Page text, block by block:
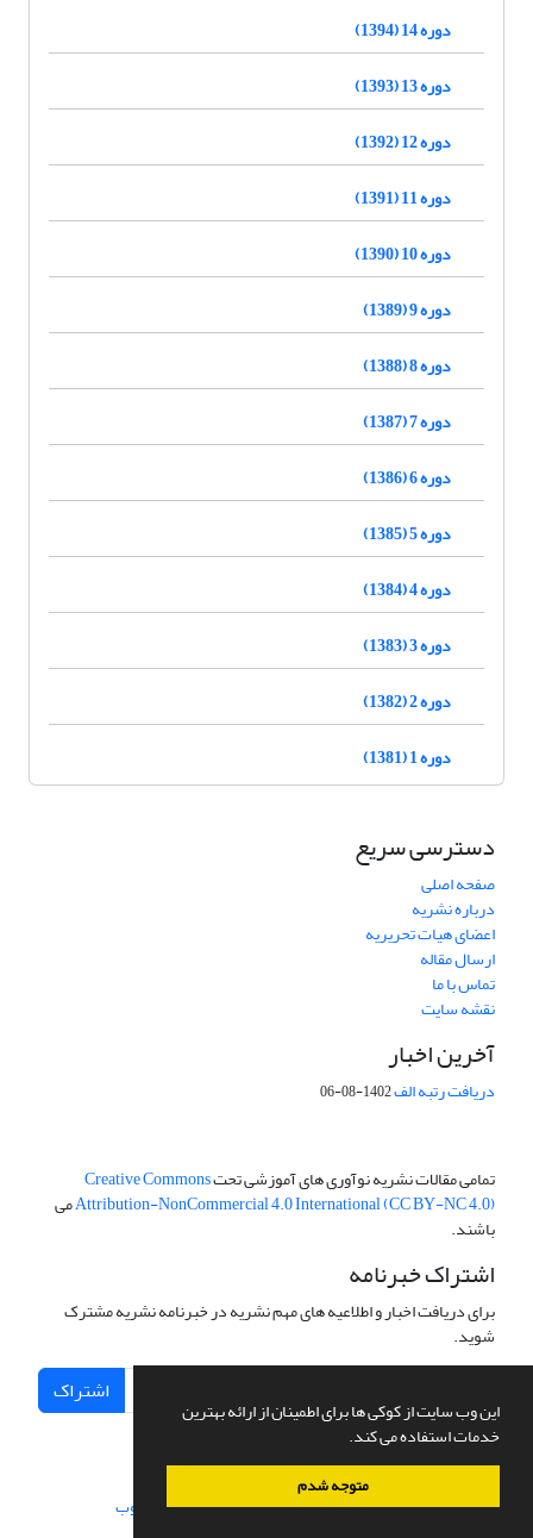
این وب سایت از کوکی ها برای اطمینان از ارائه بهترین
خدمات استفاده می کند.
متوجه شدم
دوره 14 (1394)
دوره 13 (1393)
دوره 12 (1392)
دوره 11 (1391)
دوره 10 (1390)
دوره 9 (1389)
دوره 8 (1388)
دوره 7 (1387)
دوره 6 (1386)
دوره 5 (1385)
دوره 4 (1384)
دوره 3 (1383)
دوره 2 (1382)
دوره 1 (1381)
دسترسی سریع
صفحه اصلی
درباره نشریه
اعضای هیات تحریریه
ارسال مقاله
تماس با ما
نقشه سایت
آخرین اخبار
دریافت رتبه الف1402-08-06
تمامی مقالات نشریه نوآوری های آموزشی تحتCreative Commons
Attribution-NonCommercial 4.0 International (CC BY-NC 4.0)می
باشند.
اشتراک خبرنامه
برای دریافت اخبار و اطلاعیه های مهم نشریه در خبرنامه نشریه مشترک
شوید.
اشتراک
سامانه مدیریت نشریات علمی.طراحی و پیاده سازی از سیناوب